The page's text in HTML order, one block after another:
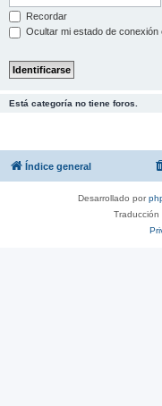
Recordar
Ocultar mi estado de conexión
Está categoría no tiene foros.
Índice general
Desarrollado por